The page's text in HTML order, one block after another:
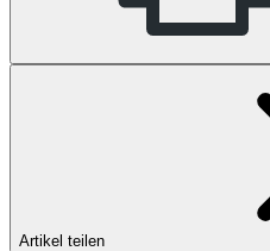
Artikel teilen